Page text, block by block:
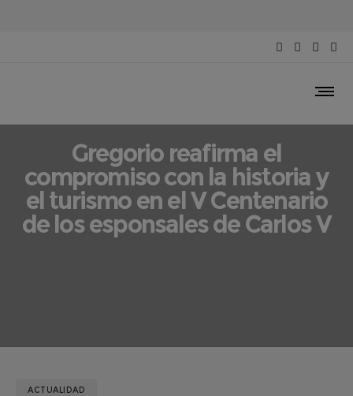
Gregorio reafirma el
compromiso con la historia y
el turismo en el V Centenario
de los esponsales de Carlos V
ACTUALIDAD